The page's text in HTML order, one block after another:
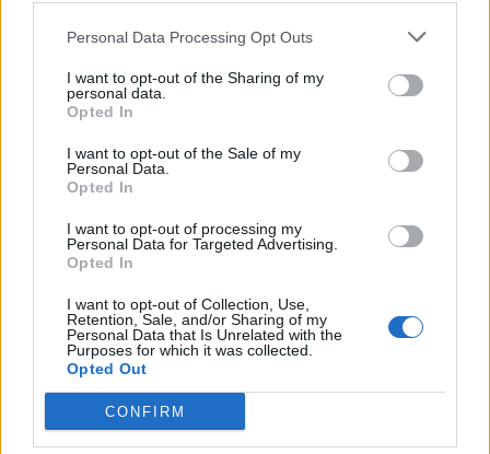
Personal Data Processing Opt Outs
I want to opt-out of the Sharing of my
personal data.
Opted In
I want to opt-out of the Sale of my
Personal Data.
Opted In
I want to opt-out of processing my
Personal Data for Targeted Advertising.
Opted In
I want to opt-out of Collection, Use,
Retention, Sale, and/or Sharing of my
Personal Data that Is Unrelated with the
Purposes for which it was collected.
Opted Out
CONFIRM
Sony und die PlayStation-Community noch lange beschäftigen.
Lass uns deine Meinung in den Kommentaren wissen.
TAGS gamer
Vorheriger Artikel
Neues Projekt der Terminator-
Nächster Artikel
Anthem: BioWare schaltet die
RELATED ARTICLES